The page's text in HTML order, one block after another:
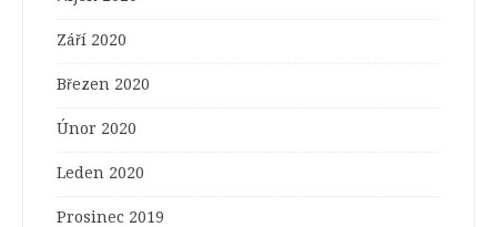
Září 2020
Březen 2020
Únor 2020
Leden 2020
Prosinec 2019